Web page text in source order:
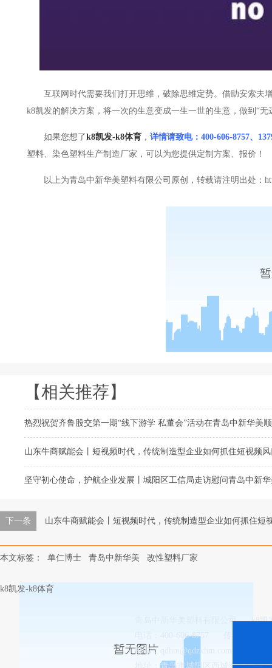
互联网时代需要我们打开思维，破除思维定势。借助安索夫
k8凯发的解决方案，将一次的生意变成一生一世的生意，做到 “无
如果您想了k8凯发-k8体育 ， 详情请致电：400-606-8757、
塑料、染色塑料生产制造厂家，可以为您提供定制方案、报价！
以上为青岛中新华美塑料有限公司原创，转载请注明出处：
【相关推荐】
热烈祝贺齐鲁股交第一期“线下游学 私董会”活动在青岛中新华美
山东牛商赋能会丨短视频时代，传统制造型企业如何抓住短视频
坚守初心使命，护航企业发展丨城阳区工信局走访慰问青岛中新
下一条 山东牛商赋能会丨短视频时代，传统制造型企业如何抓住短
本文标签： 单仁博士 青岛中新华美 改性塑料厂家
k8凯发-k8体育
青岛中新华美塑料有限公司
k8凯
电话：400-606-8757
邮箱：
qdhm@qdzxhm.com.cn
地址：青岛市城阳区西城汇工业园8-